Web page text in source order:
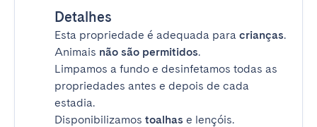
Detalhes
Esta propriedade é adequada para crianças.
Animais não são permitidos.
Limpamos a fundo e desinfetamos todas as
propriedades antes e depois de cada
estadia.
Disponibilizamos toalhas e lençóis.